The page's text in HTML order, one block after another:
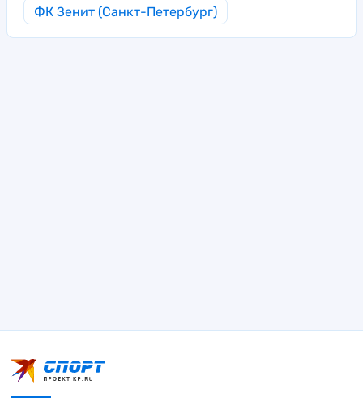
ФК Зенит (Санкт-Петербург)